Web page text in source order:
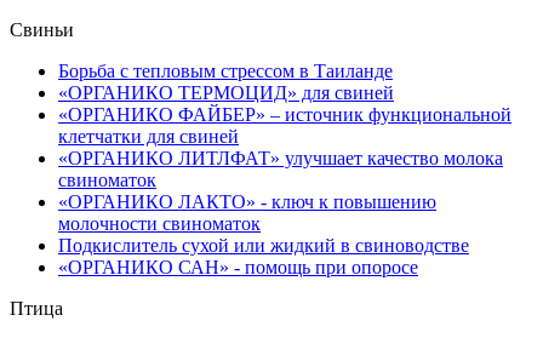
Свиньи
Борьба с тепловым стрессом в Таиланде
«ОРГАНИКО ТЕРМОЦИД» для свиней
«ОРГАНИКО ФАЙБЕР» – источник функциональной
клетчатки для свиней
«ОРГАНИКО ЛИТЛФАТ» улучшает качество молока
свиноматок
«ОРГАНИКО ЛАКТО» - ключ к повышению
молочности свиноматок
Подкислитель сухой или жидкий в свиноводстве
«ОРГАНИКО САН» - помощь при опоросе
Птица